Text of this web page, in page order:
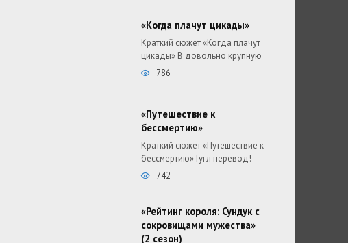
«Когда плачут цикады»
Краткий сюжет «Когда плачут
цикады» В довольно крупную
786
«Путешествие к
бессмертию»
Краткий сюжет «Путешествие к
бессмертию» Гугл перевод!
742
«Рейтинг короля: Сундук с
сокровищами мужества»
(2 сезон)